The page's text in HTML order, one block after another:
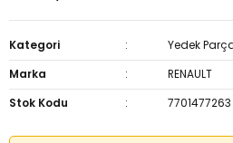
Kategori
Yedek
Marka
RENAULT
Stok Kodu
7701477263